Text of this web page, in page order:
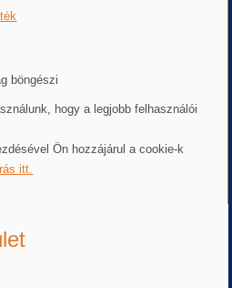
böngészi
hogy a legjobb felhasználói
Ön hozzájárul a cookie-k
itt.